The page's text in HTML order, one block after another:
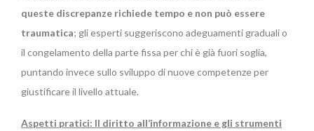
queste discrepanze richiede tempo e non può essere
traumatica; gli esperti suggeriscono adeguamenti graduali o
il congelamento della parte fissa per chi è già fuori soglia,
puntando invece sullo sviluppo di nuove competenze per
giustificare il livello attuale.
Aspetti pratici: Il diritto all’informazione e gli strumenti